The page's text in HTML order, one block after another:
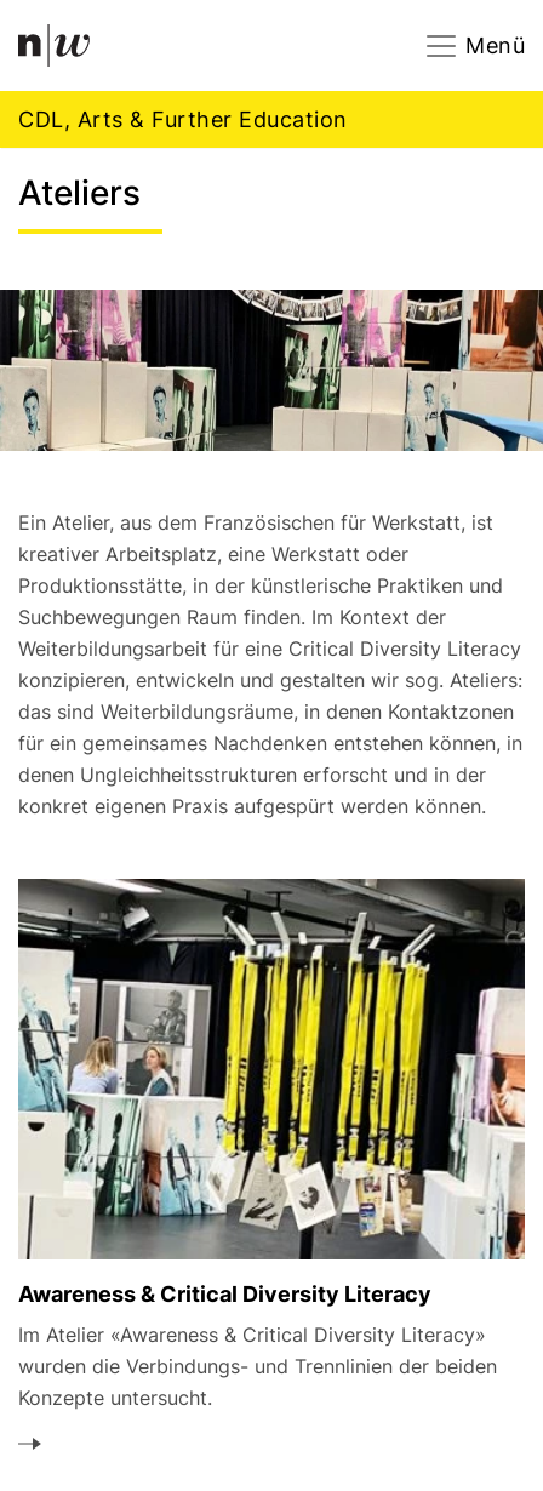
Navigation
Menü
CDL, Arts & Further Education
Ateliers
Ein Atelier, aus dem Französischen für Werkstatt, ist
kreativer Arbeitsplatz, eine Werkstatt oder
Produktionsstätte, in der künstlerische Praktiken und
Suchbewegungen Raum finden. Im Kontext der
Weiterbildungsarbeit für eine Critical Diversity Literacy
konzipieren, entwickeln und gestalten wir sog. Ateliers:
das sind Weiterbildungsräume, in denen Kontaktzonen
für ein gemeinsames Nachdenken entstehen können, in
denen Ungleichheitsstrukturen erforscht und in der
konkret eigenen Praxis aufgespürt werden können.
Awareness & Critical Diversity Literacy
Im Atelier «Awareness & Critical Diversity Literacy»
wurden die Verbindungs- und Trennlinien der beiden
Konzepte untersucht.
Footer